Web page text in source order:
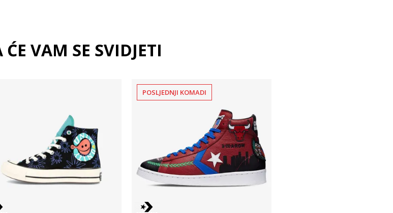
VAM SE SVIDJETI
POSLJEDNJI KOMADI